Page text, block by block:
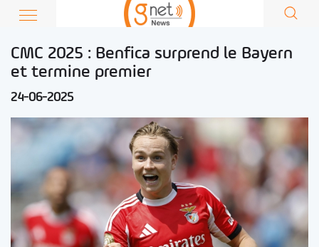
CMC 2025 : Benfica surprend le Bayern
et termine premier
24-06-2025